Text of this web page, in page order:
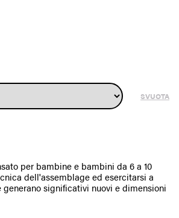
SVUOTA
per bambine e bambini da 6 a 10
dell'assemblage ed esercitarsi a
significativi nuovi e dimensioni